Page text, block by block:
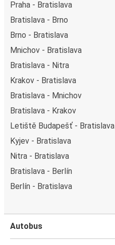
Praha - Bratislava
Bratislava - Brno
Brno - Bratislava
Mnichov - Bratislava
Bratislava - Nitra
Krakov - Bratislava
Bratislava - Mnichov
Bratislava - Krakov
Letiště Budapešť - Bratislava
Kyjev - Bratislava
Nitra - Bratislava
Bratislava - Berlín
Berlín - Bratislava
Autobus